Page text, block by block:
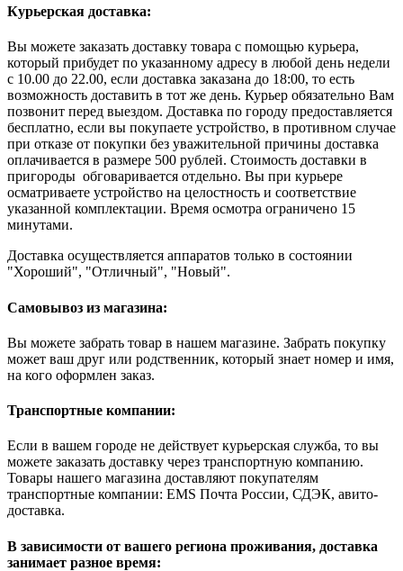
Курьерская доставка:
Вы можете заказать доставку товара с помощью курьера,
который прибудет по указанному адресу в любой день недели
с 10.00 до 22.00, если доставка заказана до 18:00, то есть
возможность доставить в тот же день. Курьер обязательно Вам
позвонит перед выездом. Доставка по городу предоставляется
бесплатно, если вы покупаете устройство, в противном случае
при отказе от покупки без уважительной причины доставка
оплачивается в размере 500 рублей. Стоимость доставки в
пригороды обговаривается отдельно. Вы при курьере
осматриваете устройство на целостность и соответствие
указанной комплектации. Время осмотра ограничено 15
минутами.
Доставка осуществляется аппаратов только в состоянии
"Хороший", "Отличный", "Новый".
Самовывоз из магазина:
Вы можете забрать товар в нашем магазине. Забрать покупку
может ваш друг или родственник, который знает номер и имя,
на кого оформлен заказ.
Транспортные компании:
Если в вашем городе не действует курьерская служба, то вы
можете заказать доставку через транспортную компанию.
Товары нашего магазина доставляют покупателям
транспортные компании: EMS Почта России, СДЭК, авито-
доставка.
В зависимости от вашего региона проживания, доставка
занимает разное время: